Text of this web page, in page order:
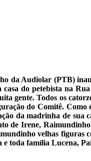
da Audiolar (PTB)
do petebista na
gente. Todos os
do Comitê.
da madrinha de sua
de Irene,
velhas figuras
família Lucena,